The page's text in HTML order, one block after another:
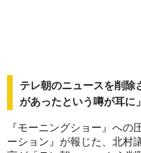
テレ朝のニュースを削除
があったという噂が耳に」
『モーニングショー』への
ーション』が報じた、北村